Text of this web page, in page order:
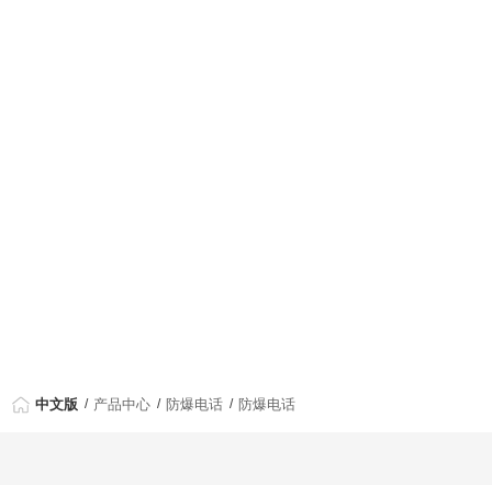
中文版 产品中心 防爆电话 防爆电话